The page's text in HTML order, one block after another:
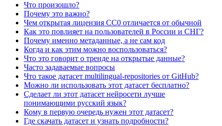
Что произошло?
Почему это важно?
Чем открытая лицензия CC0 отличается от обычной
Как это повлияет на пользователей в России и СНГ?
Почему именно метаданные, а не сам код
Когда и как этим можно воспользоваться?
Что это говорит о тренде на открытые данные?
Часто задаваемые вопросы
Что такое датасет multilingual-repositories от GitHub?
Можно ли использовать этот датасет бесплатно?
Сделает ли этот датасет нейросети лучше
понимающими русский язык?
Кому в первую очередь нужен этот датасет?
Где скачать датасет и узнать подробности?